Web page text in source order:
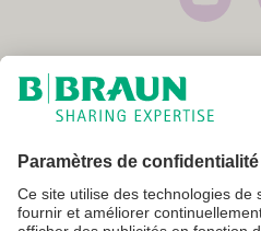
Mentions légales
Conditions générales
Conditions générales d'utilisation
Politique de confidentialité